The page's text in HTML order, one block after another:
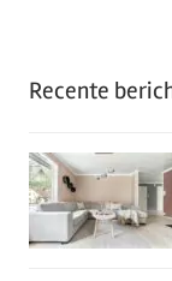
Recente